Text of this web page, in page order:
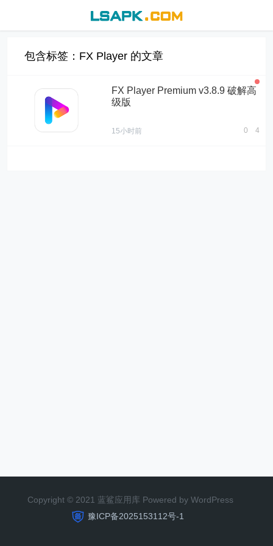
包含标签：FX Player 的文章
FX Player Premium v3.8.9 破解高
级版
15小时前 0 4
Copyright © 2021 蓝鲨应用库 Powered by WordPress
豫ICP备2025153112号-1